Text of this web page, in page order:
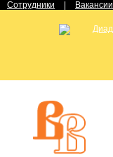
Сотрудники Вакансии